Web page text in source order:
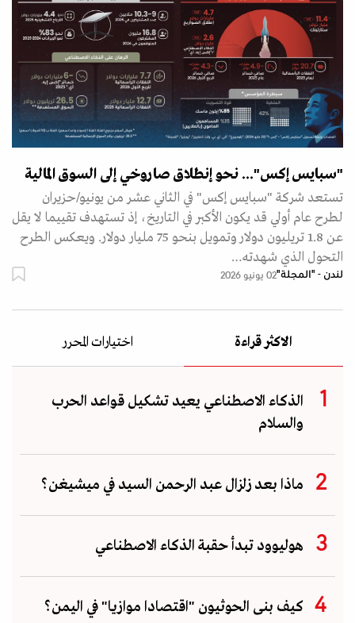
"سبايس إكس"... نحو إنطلاق صاروخي إلى السوق المالية
تستعد شركة "سبايس إكس" في الثاني عشر من يونيو/حزيران
لطرح عام أولي قد يكون الأكبر في التاريخ، إذ تستهدف تقييما لا يقل
عن 1.8 تريليون دولار وتمويل بنحو 75 مليار دولار. ويعكس الطرح
التحول الذي شهدته…
لندن - "المجلة"02 يونيو 2026
الاكثر قراءة اختيارات المحرر
الذكاء الاصطناعي يعيد تشكيل قواعد الحرب
والسلام
ماذا بعد زلزال عبد الرحمن السيد في ميشيغن؟
هوليوود تبدأ حقبة الذكاء الاصطناعي
كيف بنى الحوثيون "اقتصادا موازيا" في اليمن؟